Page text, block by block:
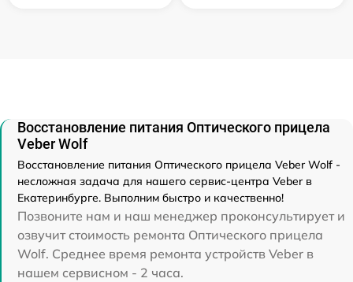
Восстановление питания Оптического прицела
Veber Wolf
Восстановление питания Оптического прицела Veber Wolf -
несложная задача для нашего сервис-центра Veber в
Екатеринбурге. Выполним быстро и качественно!
Позвоните нам и наш менеджер проконсультирует и
озвучит стоимость ремонта Оптического прицела
Wolf. Среднее время ремонта устройств Veber в
нашем сервисном - 2 часа.